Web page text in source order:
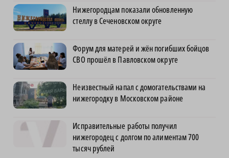
Нижегородцам показали обновленную
стеллу в Сеченовском округе
Форум для матерей и жён погибших бойцов
СВО прошёл в Павловском округе
Неизвестный напал с домогательствами на
нижегородку в Московском районе
Исправительные работы получил
нижегородец с долгом по алиментам 700
тысяч рублей